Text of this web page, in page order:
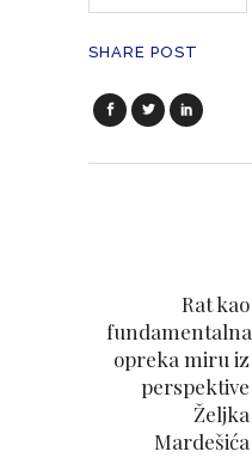
SHARE POST
Rat kao
fundamentalna
opreka miru iz
perspektive
Željka
Mardešića